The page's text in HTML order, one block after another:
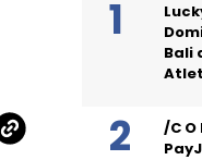
Bali
/C O